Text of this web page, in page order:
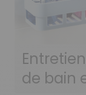
de bain